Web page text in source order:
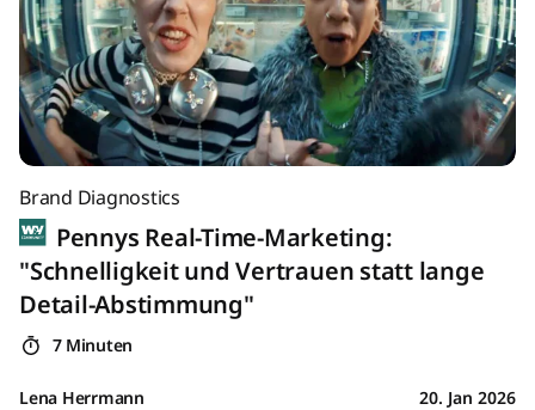
Brand Diagnostics
Pennys Real-Time-Marketing:
"Schnelligkeit und Vertrauen statt lange
Detail-Abstimmung"
7 Minuten
Lena Herrmann 20. Jan 2026